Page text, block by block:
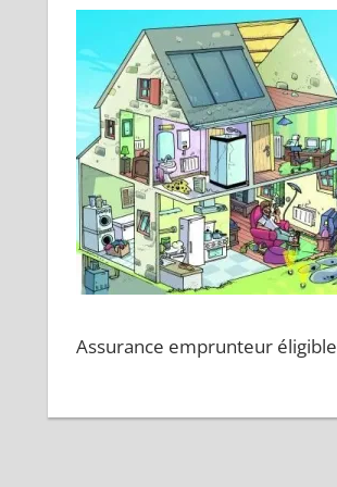
Assurance emprunteur